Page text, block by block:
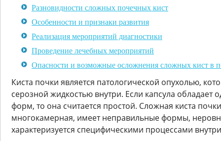
Разновидности сложных почечных кист
Особенности и признаки развития
Реализация мероприятий диагностики
Проведение лечебных мероприятий
Опасности и возможные осложнения сложных кист в
Киста почки является патологической опухолью,
серозной жидкостью внутри. Если капсула обладает
форм, то она считается простой. Сложная киста
многокамерная, имеет неправильные формы,
характеризуется специфическими процессами